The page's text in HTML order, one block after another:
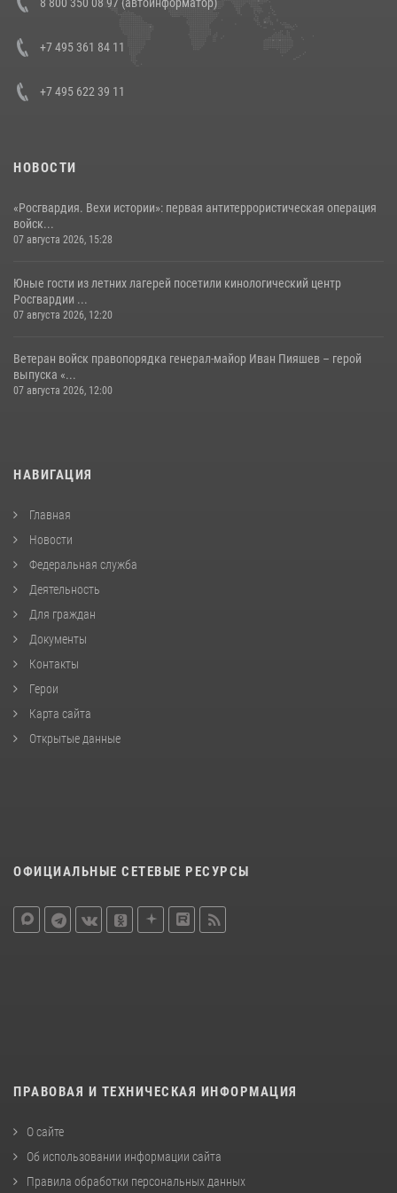
боевого опыта
+7 495 361 84 11
+7 495 622 39 11
НОВОСТИ
«Росгвардия. Вехи истории»: первая антитеррористическая операция
войск...
07 августа 2026, 15:28
Юные гости из летних лагерей посетили кинологический центр
Росгвардии ...
07 августа 2026, 12:20
Ветеран войск правопорядка генерал-майор Иван Пияшев – герой
выпуска «...
07 августа 2026, 12:00
НАВИГАЦИЯ
Главная
Новости
Федеральная служба
Деятельность
Для граждан
Документы
Контакты
Герои
Карта сайта
Открытые данные
ОФИЦИАЛЬНЫЕ СЕТЕВЫЕ РЕСУРСЫ
ПРАВОВАЯ И ТЕХНИЧЕСКАЯ ИНФОРМАЦИЯ
О сайте
Об использовании информации сайта
Правила обработки персональных данных